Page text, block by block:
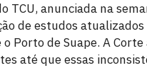
TCU, anunciada na
de estudos
o Porto de Suape. A
até que essas